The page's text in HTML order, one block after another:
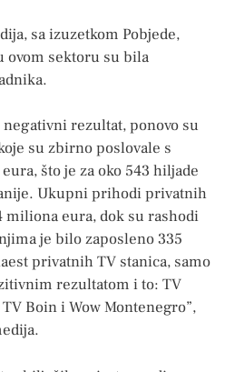
sa izuzetkom Pobjede,
ovom sektoru su bila
rezultat, ponovo su
su zbirno poslovale s
što je za oko 543 hiljade
Ukupni prihodi privatnih
miliona eura, dok su rashodi
je bilo zaposleno 335
privatnih TV stanica, samo
rezultatom i to: TV
Boin i Wow Montenegro”,